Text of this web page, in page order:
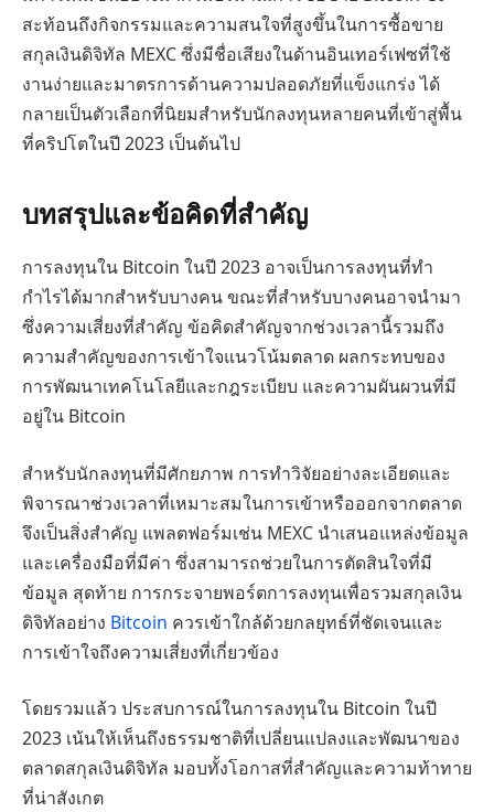
สะท้อนถึงกิจกรรมและความสนใจที่สูงขึ้นในการซื้อขาย
สกุลเงินดิจิทัล MEXC ซึ่งมีชื่อเสียงในด้านอินเทอร์เฟซที่ใช้
งานง่ายและมาตรการด้านความปลอดภัยที่แข็งแกร่ง ได้
กลายเป็นตัวเลือกที่นิยมสำหรับนักลงทุนหลายคนที่เข้าสู่พื้น
ที่คริปโตในปี 2023 เป็นต้นไป
บทสรุปและข้อคิดที่สำคัญ
การลงทุนใน Bitcoin ในปี 2023 อาจเป็นการลงทุนที่ทำ
กำไรได้มากสำหรับบางคน ขณะที่สำหรับบางคนอาจนำมา
ซึ่งความเสี่ยงที่สำคัญ ข้อคิดสำคัญจากช่วงเวลานี้รวมถึง
ความสำคัญของการเข้าใจแนวโน้มตลาด ผลกระทบของ
การพัฒนาเทคโนโลยีและกฎระเบียบ และความผันผวนที่มี
อยู่ใน Bitcoin
สำหรับนักลงทุนที่มีศักยภาพ การทำวิจัยอย่างละเอียดและ
พิจารณาช่วงเวลาที่เหมาะสมในการเข้าหรือออกจากตลาด
จึงเป็นสิ่งสำคัญ แพลตฟอร์มเช่น MEXC นำเสนอแหล่งข้อมูล
และเครื่องมือที่มีค่า ซึ่งสามารถช่วยในการตัดสินใจที่มี
ข้อมูล สุดท้าย การกระจายพอร์ตการลงทุนเพื่อรวมสกุลเงิน
ดิจิทัลอย่าง Bitcoin ควรเข้าใกล้ด้วยกลยุทธ์ที่ชัดเจนและ
การเข้าใจถึงความเสี่ยงที่เกี่ยวข้อง
โดยรวมแล้ว ประสบการณ์ในการลงทุนใน Bitcoin ในปี
2023 เน้นให้เห็นถึงธรรมชาติที่เปลี่ยนแปลงและพัฒนาของ
ตลาดสกุลเงินดิจิทัล มอบทั้งโอกาสที่สำคัญและความท้าทาย
ที่น่าสังเกต